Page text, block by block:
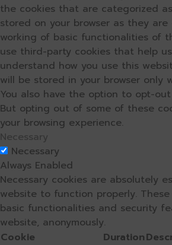
the cookies that are categorized
stored on your browser as they
working of basic functionalities of
use third-party cookies that help
understand how you use this
will be stored in your browser only
You also have the option to opt-
But opting out of some of these
your browsing experience.
Necessary
Necessary
Always Enabled
Necessary cookies are absolutely
website to function properly.
basic functionalities and security
website, anonymously.
Cookie
Duration